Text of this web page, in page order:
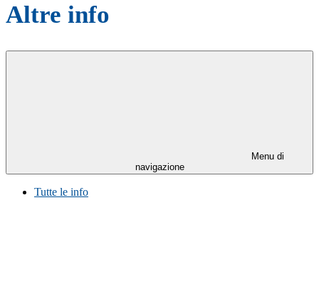
Altre info
Menu di
navigazione
Tutte le info